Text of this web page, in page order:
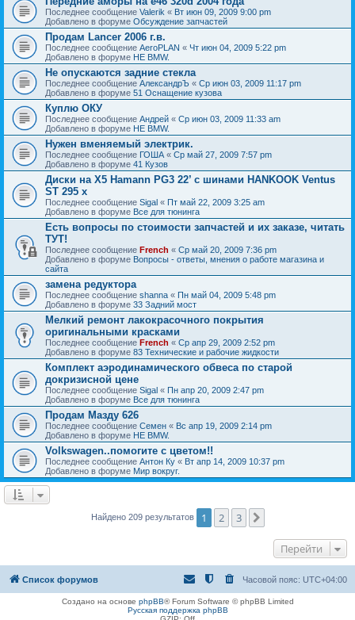
Последнее сообщение Valerik « Вт июн 09, 2009 9:00 pm
Добавлено в форуме Обсуждение запчастей
Продам Lancer 2006 г.в.
Последнее сообщение AeroPLAN « Чт июн 04, 2009 5:22 pm
Добавлено в форуме НЕ BMW.
Не опускаются задние стекла
Последнее сообщение АлександрЪ « Ср июн 03, 2009 11:17 pm
Добавлено в форуме 51 Оснащение кузова
Куплю ОКУ
Последнее сообщение Андрей « Ср июн 03, 2009 11:33 am
Добавлено в форуме НЕ BMW.
Нужен вменяемый электрик.
Последнее сообщение ГОША « Ср май 27, 2009 7:57 pm
Добавлено в форуме 41 Кузов
Диски на X5 Hamann PG3 22’ с шинами HANKOOK Ventus
ST 295 x
Последнее сообщение Sigal « Пт май 22, 2009 3:25 am
Добавлено в форуме Все для тюнинга
Есть вопросы по стоимости запчастей и их заказе, читать
ТУТ!
Последнее сообщение French « Ср май 20, 2009 7:36 pm
Добавлено в форуме Вопросы - ответы, мнения о работе магазина и
сайта
замена редуктора
Последнее сообщение shanna « Пн май 04, 2009 5:48 pm
Добавлено в форуме 33 Задний мост
Мелкий ремонт лакокрасочного покрытия
оригинальными красками
Последнее сообщение French « Ср апр 29, 2009 2:52 pm
Добавлено в форуме 83 Технические и рабочие жидкости
Комплект аэродинамического обвеса по старой
докризисной цене
Последнее сообщение Sigal « Пн апр 20, 2009 2:47 pm
Добавлено в форуме Все для тюнинга
Продам Мазду 626
Последнее сообщение Семен « Вс апр 19, 2009 2:14 pm
Добавлено в форуме НЕ BMW.
Volkswagen..помогите с цветом!!
Последнее сообщение Антон Ку « Вт апр 14, 2009 10:37 pm
Добавлено в форуме Мир вокруг.
Найдено 209 результатов 1 2 3
Перейти
Список форумов Часовой пояс: UTC+04:00
Создано на основе phpBB® Forum Software © phpBB Limited
Русская поддержка phpBB